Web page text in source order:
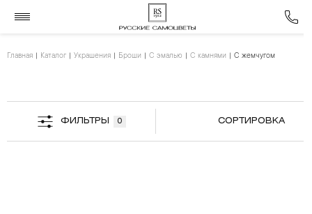
Главная Каталог Украшения Броши С эмалью С камнями С жемчугом
ФИЛЬТРЫ 0 СОРТИРОВКА